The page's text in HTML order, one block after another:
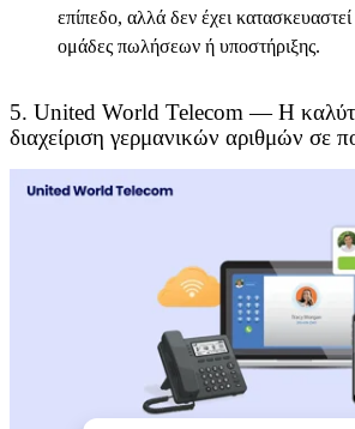
επίπεδο, αλλά δεν έχει
ομάδες πωλήσεων ή υποστήριξης.
5. United World Telecom — Η
διαχείριση γερμανικών αριθμών σε